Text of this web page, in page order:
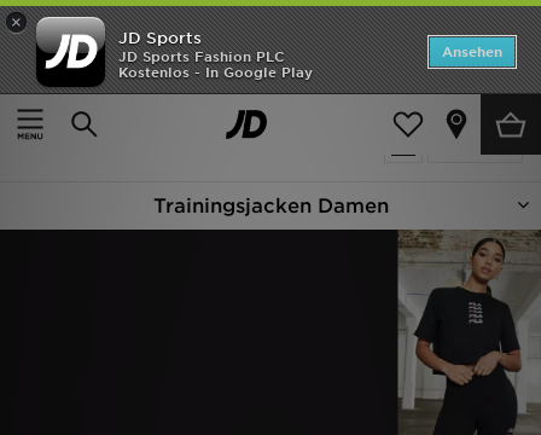
×
JD Sports
JD Sports Fashion PLC
Kostenlos - In Google Play
Ansehen
Startseite
Frauen Frauenkleidung Trainingsjacken
verfeinern
39 Produkte
Trainingsjacken Damen
Startseite
ANGEBOTE